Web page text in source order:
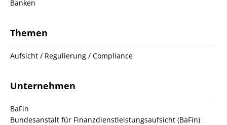
Banken
Themen
Aufsicht / Regulierung / Compliance
Unternehmen
BaFin
Bundesanstalt für Finanzdienstleistungsaufsicht (BaFin)